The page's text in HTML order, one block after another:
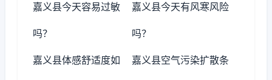
嘉义县今天容易过敏
吗？
嘉义县今天有风寒风险
吗？
嘉义县体感舒适度如 嘉义县空气污染扩散条